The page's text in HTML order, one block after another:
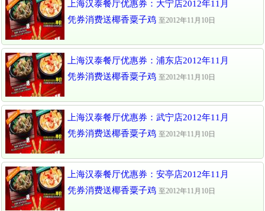
上海汉泰餐厅优惠券：大宁店2012年11月
凭券消费送椰香粟子鸡 至2012年11月10日
上海汉泰餐厅优惠券：浦东店2012年11月
凭券消费送椰香粟子鸡 至2012年11月10日
上海汉泰餐厅优惠券：武宁店2012年11月
凭券消费送椰香粟子鸡 至2012年11月10日
上海汉泰餐厅优惠券：安亭店2012年11月
凭券消费送椰香粟子鸡 至2012年11月10日